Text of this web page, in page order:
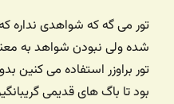
تور می گه که شواهدی نداره
شده ولی نبودن شواهد به
تور براوزر استفاده می
بود تا باگ های قدیمی